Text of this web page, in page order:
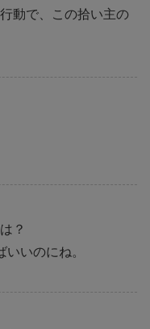
動で、この拾い主の
？
いのにね。